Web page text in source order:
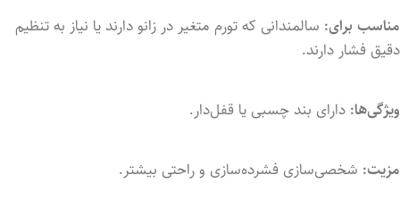
مناسب برای: سالمندانی کهتورم متغیر در زانو دارند یا نیاز بهتنظیم
دقیق فشار دارند.
ویژگی‌ها: دارای بند چسبی یا قفل‌دار.
مزیت: شخصی‌سازی فشرده‌سازی و راحتی بیشتر.